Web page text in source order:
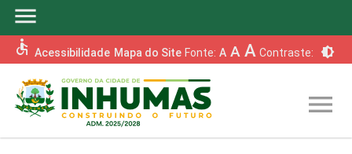
menu
accessible Acessibilidade Mapa do Site Fonte: A A A Contraste: brightness_6
menu